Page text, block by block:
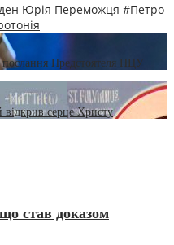
Юрія Переможця #Петро
Предстоятеля ПЦУ
серце Христу
став доказом